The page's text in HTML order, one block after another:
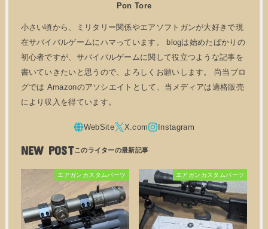
Pon Tore
小さい頃から、ミリタリー関係やエアソフトガンが大好きで現
在サバイバルゲームにハマっています。 blogは始めたばかりの
初心者ですが、サバイバルゲームに関して役立つような記事を
書いていきたいと思うので、よろしくお願いします。 尚当ブロ
グでは Amazonのアソシエイトとして、当メディアは適格販売
により収入を得ています。
NEW POST
エアガンカスタムパーツ エアガンカスタムパーツ